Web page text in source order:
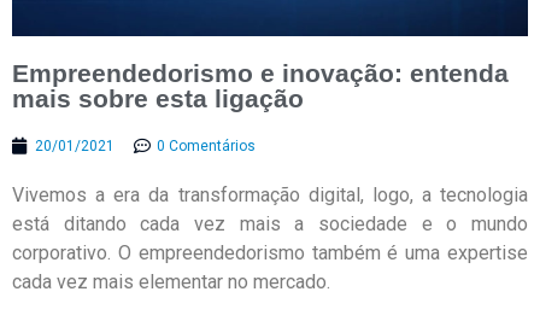
Empreendedorismo e inovação: entenda
mais sobre esta ligação
20/01/2021 0 Comentários
Vivemos a era da transformação digital, logo, a tecnologia
está ditando cada vez mais a sociedade e o mundo
corporativo. O empreendedorismo também é uma expertise
cada vez mais elementar no mercado.